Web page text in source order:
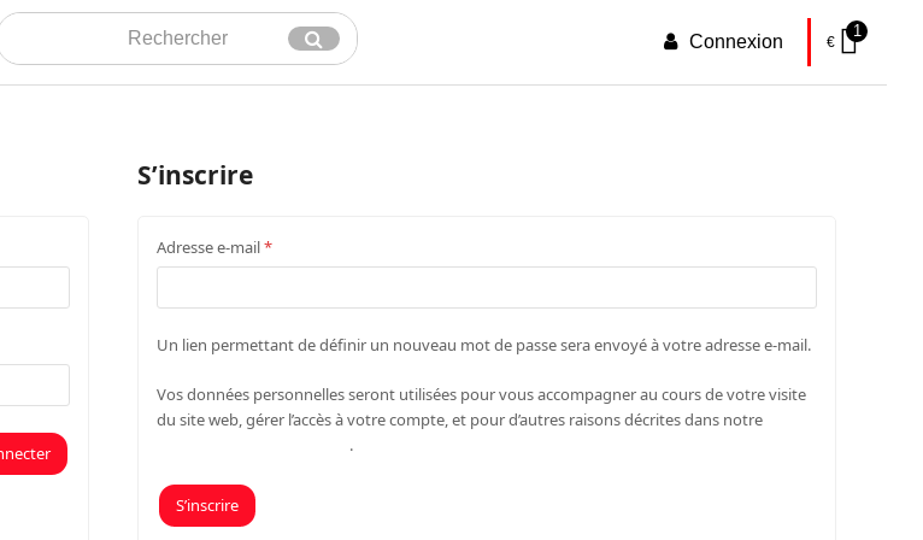
Envoyer Connexion €
1
S’inscrire
Adresse e-mail*Obligatoire
Un lien permettant de définir un nouveau mot de passe sera envoyé à votre adresse e-mail.
Vos données personnelles seront utilisées pour vous accompagner au cours de votre visite
du site web, gérer l’accès à votre compte, et pour d’autres raisons décrites dans notre
.
S’inscrire